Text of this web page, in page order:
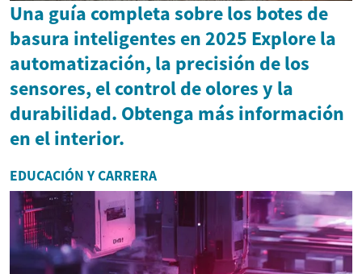
Una guía completa sobre los botes de
basura inteligentes en 2025 Explore la
automatización, la precisión de los
sensores, el control de olores y la
durabilidad. Obtenga más información
en el interior.
EDUCACIÓN Y CARRERA